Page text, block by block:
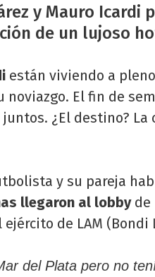
y Mauro Icardi
de un lujoso
están viviendo a
El fin de
¿El destino? La
y su pareja
llegaron al lobby de
ejército de LAM (Bondi
del Plata pero no